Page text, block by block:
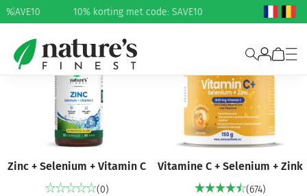
%
SAVE10 10% korting met code: SAVE10
Zinc + Selenium + Vitamin C
(0)
Vitamine C + Selenium + Zink
(674)